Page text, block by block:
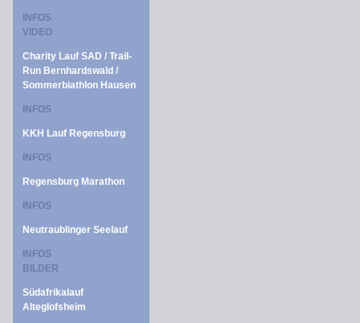
INFOS
VIDEO
Charity Lauf SAD / Trail-
Run Bernhardswald /
Sommerbiathlon Hausen
INFOS
KKH Lauf Regensburg
INFOS
Regensburg Marathon
INFOS
Neutraublinger Seelauf
INFOS
BILDER
Südafrikalauf
Alteglofsheim